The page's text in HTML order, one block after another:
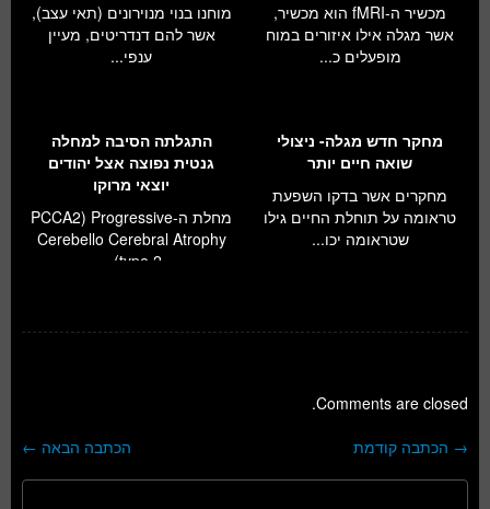
מכשיר ה-fMRI הוא מכשיר,
אשר מגלה אילו איזורים במוח
מופעלים כ...
מוחנו בנוי מנוירונים (תאי עצב),
אשר להם דנדריטים, מעיין
ענפי...
מחקר חדש מגלה- ניצולי
שואה חיים יותר
מחקרים אשר בדקו השפעת
טראומה על תוחלת החיים גילו
שטראומה יכו...
התגלתה הסיבה למחלה
גנטית נפוצה אצל יהודים
יוצאי מרוקו
מחלת ה-PCCA2) Progressive
Cerebello Cerebral Atrophy
type 2)...
Comments are closed.
ניווט בפוסטים הכתבה הבאה ← → הכתבה קודמת